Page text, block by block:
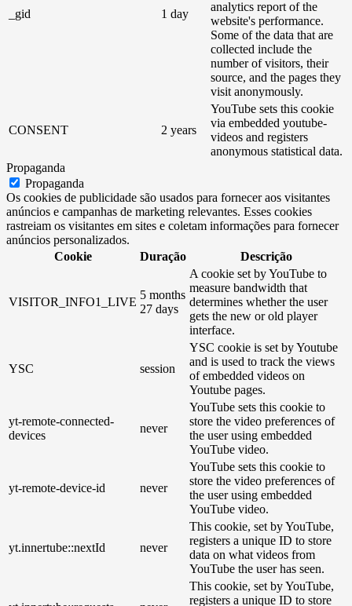
_gid 1 day
analytics report of the
website's performance.
Some of the data that are
collected include the
number of visitors, their
source, and the pages they
visit anonymously.
CONSENT 2 years
YouTube sets this cookie
via embedded youtube-
videos and registers
anonymous statistical data.
Propaganda
Propaganda
Os cookies de publicidade são usados ​​para fornecer aos visitantes
anúncios e campanhas de marketing relevantes. Esses cookies
rastreiam os visitantes em sites e coletam informações para fornecer
anúncios personalizados.
Cookie
Duração Descrição
VISITOR_INFO1_LIVE
5 months
27 days
A cookie set by YouTube to
measure bandwidth that
determines whether the user
gets the new or old player
interface.
YSC session
YSC cookie is set by Youtube
and is used to track the views
of embedded videos on
Youtube pages.
yt-remote-connected-
devices
never
YouTube sets this cookie to
store the video preferences of
the user using embedded
YouTube video.
yt-remote-device-id never
YouTube sets this cookie to
store the video preferences of
the user using embedded
YouTube video.
yt.innertube::nextId never
This cookie, set by YouTube,
registers a unique ID to store
data on what videos from
YouTube the user has seen.
This cookie, set by YouTube,
registers a unique ID to store